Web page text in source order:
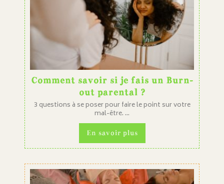
Comment savoir si je fais un Burn-
out parental ?
3 questions à se poser pour faire le point sur votre
mal-être. ...
En savoir plus